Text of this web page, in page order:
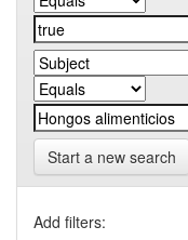
Start a new search
Add filters: